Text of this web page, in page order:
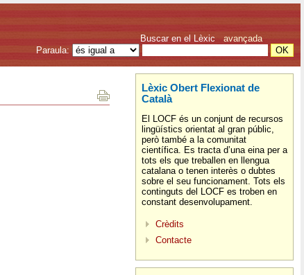
Buscar en el Lèxic avançada
Paraula:
Lèxic Obert Flexionat de
Català
El LOCF és un conjunt de recursos
lingüístics orientat al gran públic,
però també a la comunitat
científica. Es tracta d’una eina per a
tots els que treballen en llengua
catalana o tenen interès o dubtes
sobre el seu funcionament. Tots els
continguts del LOCF es troben en
constant desenvolupament.
Crèdits
Contacte